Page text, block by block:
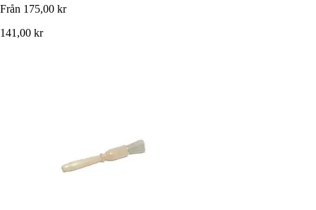
Från 175,00 kr
141,00 kr